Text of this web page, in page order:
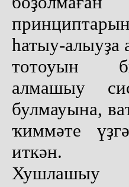
һатыу-
тотоуын
алмашыу
булмауына,
ҡиммәте
иткән.
Хушлашыу